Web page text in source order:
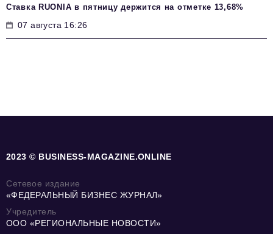
Ставка RUONIA в пятницу держится на отметке 13,68%
07 августа 16:26
2023 © BUSINESS-MAGAZINE.ONLINE
Сетевое издание
«ФЕДЕРАЛЬНЫЙ БИЗНЕС ЖУРНАЛ»
Учредитель
ООО «РЕГИОНАЛЬНЫЕ НОВОСТИ»